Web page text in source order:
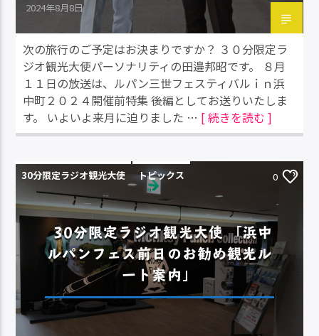
2024年8月8日
次の旅行のご予定はお決まりですか？ ３０分限定ラ
ジオ観光大使パーソナリティの田邉邦昭です。 ８月
１１日の放送は、ルパン三世フェスティバルｉｎ浜
中町２０２４開催前特集 後編としてお送りいたしま
す。 いよいよ来月に迫りました … [ 続きを読む ]
30分限定ラジオ観光大使 トピックス 0
30分限定ラジオ観光大使 「浜中
ルパンフェス前日のお勧め観光ル
ート案内」